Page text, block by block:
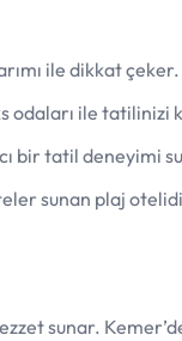
ile dikkat çeker.
odaları ile
bir tatil deneyimi
sunan plaj
sunar.